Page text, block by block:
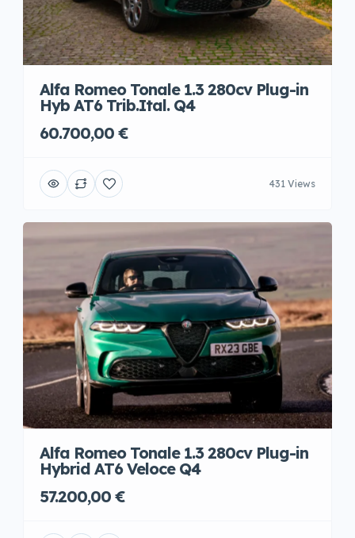
Alfa Romeo Tonale 1.3 280cv Plug-in
Hyb AT6 Trib.Ital. Q4
60.700,00 €
431 Views
Alfa Romeo Tonale 1.3 280cv Plug-in
Hybrid AT6 Veloce Q4
57.200,00 €